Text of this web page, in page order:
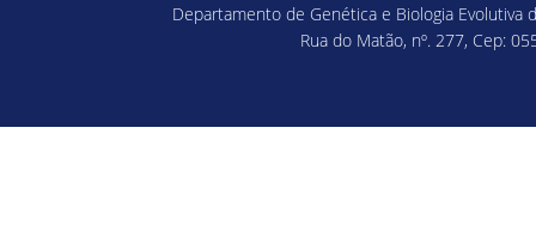
Departamento de Genética e Biologia Evolutiva
Rua do Matão, nº. 277, Cep: